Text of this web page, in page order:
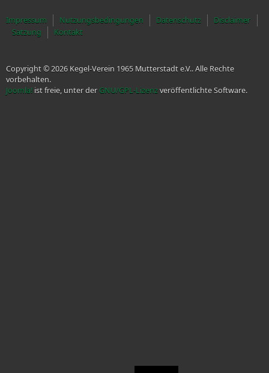
Impressum Nutzungsbedingungen Datenschutz
Disclaimer
Satzung
Kontakt
Copyright © 2026 Kegel-Verein 1965 Mutterstadt e.V.. Alle Rechte
vorbehalten.
Joomla! ist freie, unter der GNU/GPL-Lizenzveröffentlichte Software.